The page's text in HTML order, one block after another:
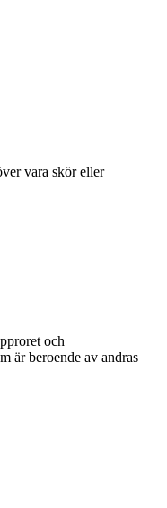
vara skör eller
och
är beroende av andras